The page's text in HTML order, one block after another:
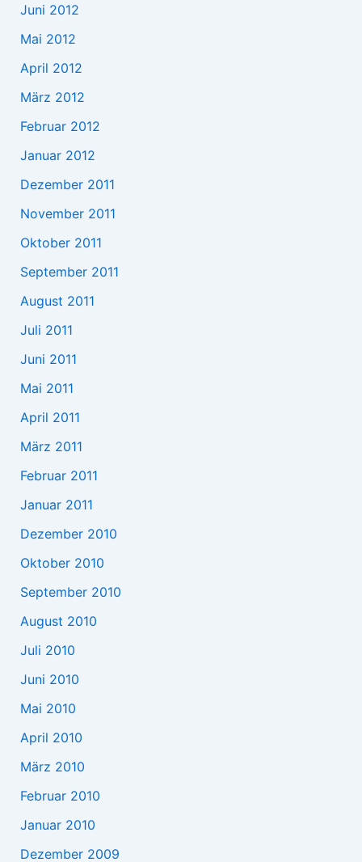
Juni 2012
Mai 2012
April 2012
März 2012
Februar 2012
Januar 2012
Dezember 2011
November 2011
Oktober 2011
September 2011
August 2011
Juli 2011
Juni 2011
Mai 2011
April 2011
März 2011
Februar 2011
Januar 2011
Dezember 2010
Oktober 2010
September 2010
August 2010
Juli 2010
Juni 2010
Mai 2010
April 2010
März 2010
Februar 2010
Januar 2010
Dezember 2009